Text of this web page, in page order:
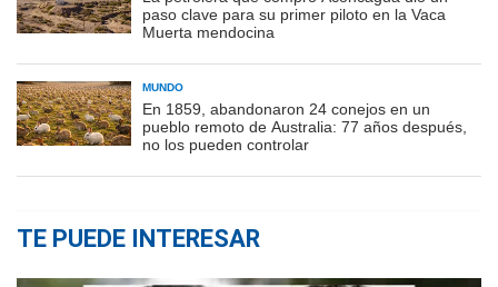
paso clave para su primer piloto en la Vaca
Muerta mendocina
MUNDO
En 1859, abandonaron 24 conejos en un
pueblo remoto de Australia: 77 años después,
no los pueden controlar
TE PUEDE INTERESAR